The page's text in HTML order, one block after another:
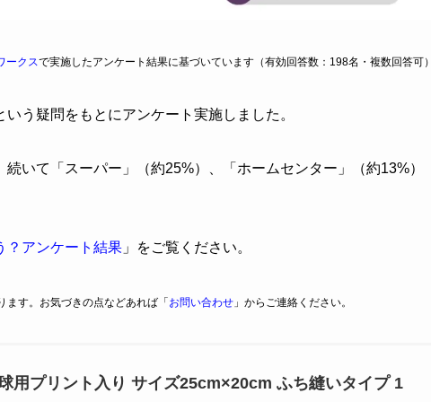
ークスで実施したアンケート結果に基づいています（有効回答数：198名・複数回答可
う疑問をもとにアンケート実施しました。
いて「スーパー」（約25%）、「ホームセンター」（約13%）
？アンケート結果 」をご覧ください。
ます。お気づきの点などあれば「 お問い合わせ 」からご連絡ください。
用プリント入り サイズ25cm×20cm ふち縫いタイプ 1